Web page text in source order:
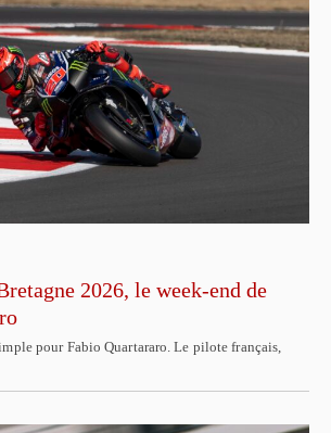
2026, le week-end de
pour Fabio Quartararo. Le pilote français,